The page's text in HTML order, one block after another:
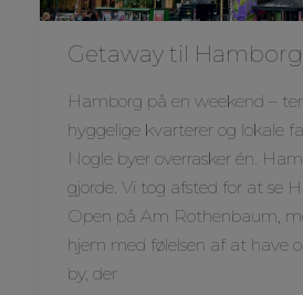
Getaway til Hamborg
Hamborg på en weekend –
hyggelige kvarterer og lokale
Nogle byer overrasker én.
gjorde. Vi tog afsted for at se
Open på Am Rothenbaum,
hjem med følelsen af at have
by, der